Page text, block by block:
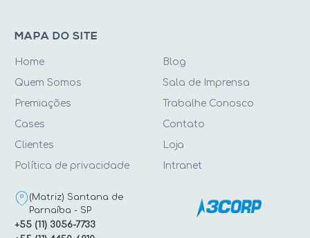
MAPA DO SITE
Home
Quem Somos
Premiações
Cases
Clientes
Política de privacidade
Blog
Sala de Imprensa
Trabalhe Conosco
Contato
Loja
Intranet
(Matriz) Santana de
Parnaíba - SP
+55 (11) 3056-7733